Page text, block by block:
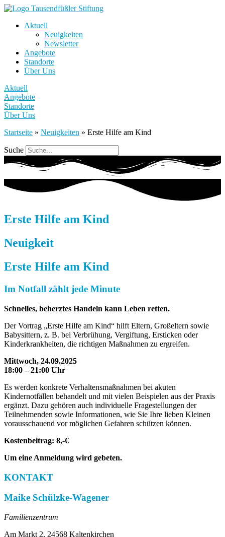
Aktuell
Neuigkeiten
Newsletter
Angebote
Standorte
Über Uns
Aktuell
Angebote
Standorte
Über Uns
Startseite » Neuigkeiten » Erste Hilfe am Kind
Suche
Erste Hilfe am Kind
Neuigkeit
Erste Hilfe am Kind
Im Notfall zählt jede Minute
Schnelles, beherztes Handeln kann Leben retten.
Der Vortrag „Erste Hilfe am Kind“ hilft Eltern, Großeltern sowie
Babysittern, z. B. bei Verbrühung, Vergiftung, Ersticken oder
Kinderkrankheiten, die richtigen Maßnahmen zu ergreifen.
Mittwoch, 24.09.2025
18:00 – 21:00 Uhr
Es werden konkrete Verhaltensmaßnahmen bei akuten
Kindernotfällen behandelt und mit vielen Beispielen aus der Praxis
ergänzt. Dazu gehören auch individuelle Fragestellungen der
Teilnehmenden sowie Informationen, wie Sie Ihre lieben Kleinen
vorausschauend vor möglichen Gefahren schützen können.
Kostenbeitrag: 8,-€
Um eine Anmeldung wird gebeten.
KONTAKT
Maike Schülzke-Wagener
Familienzentrum
Am Markt 2, 24568 Kaltenkirchen